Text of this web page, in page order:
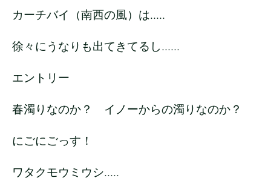
カーチバイ（南西の風）は.....
徐々にうなりも出てきてるし......
エントリー
春濁りなのか？ イノーからの濁りなのか？
にごにごっす！
ワタクモウミウシ.....